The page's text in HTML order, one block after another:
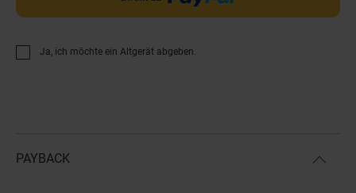
Ja, ich möchte ein Altgerät abgeben.
PAYBACK